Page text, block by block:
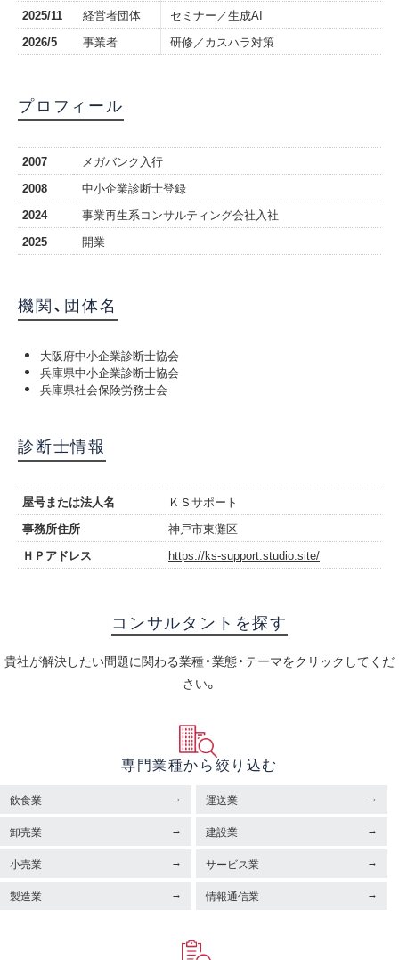
2025/11
経営者団体
セミナー／生成AI
2026/5
事業者 研修／カスハラ対策
プロフィール
2007
メガバンク入行
2008
中小企業診断士登録
2024
事業再生系コンサルティング会社入社
2025
開業
機関、団体名
大阪府中小企業診断士協会
兵庫県中小企業診断士協会
兵庫県社会保険労務士会
診断士情報
屋号または法人名
ＫＳサポート
事務所住所
神戸市東灘区
ＨＰアドレス
https://ks-support.studio.site/
コンサルタントを探す
貴社が解決したい問題に関わる業種・業態・テーマをクリックしてくだ
さい。
専門業種から絞り込む
飲食業
運送業
卸売業
建設業
小売業
サービス業
製造業
情報通信業